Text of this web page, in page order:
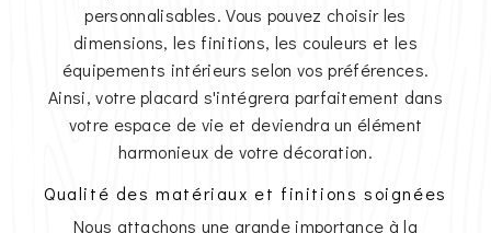
personnalisables. Vous pouvez choisir les
dimensions, les finitions, les couleurs et les
équipements intérieurs selon vos préférences.
Ainsi, votre placard s'intégrera parfaitement dans
votre espace de vie et deviendra un élément
harmonieux de votre décoration.
Qualité des matériaux et finitions soignées
Nous attachons une grande importance à la